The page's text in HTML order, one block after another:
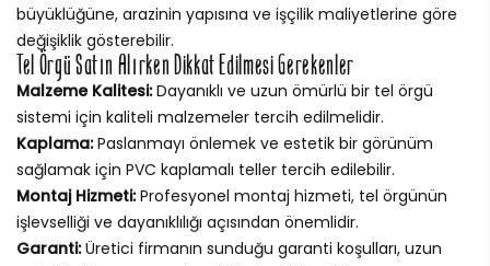
büyüklüğüne, arazinin yapısına ve işçilik maliyetlerine göre
değişiklik gösterebilir.
Tel Örgü Satın Alırken Dikkat Edilmesi Gerekenler
Malzeme Kalitesi:Dayanıklı ve uzun ömürlü bir tel örgü
sistemi için kaliteli malzemeler tercih edilmelidir.
Kaplama:Paslanmayı önlemek ve estetik bir görünüm
sağlamak için PVC kaplamalı teller tercih edilebilir.
Montaj Hizmeti:Profesyonel montaj hizmeti, tel örgünün
işlevselliği ve dayanıklılığı açısından önemlidir.
Garanti:Üretici firmanın sunduğu garanti koşulları, uzun